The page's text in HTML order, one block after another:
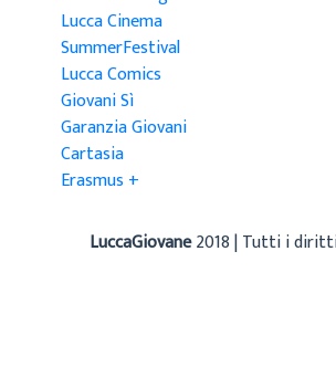
Lucca Cinema
SummerFestival
Lucca Comics
Giovani Sì
Garanzia Giovani
Cartasia
Erasmus +
LuccaGiovane2018 | Tutti i